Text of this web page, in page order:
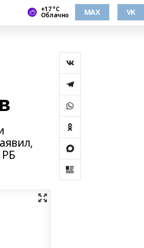
+17 °С
Облачно MAX VK
РБ